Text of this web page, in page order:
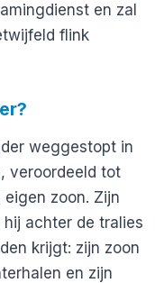
en zal
flink
weggestopt in
veroordeeld tot
zoon. Zijn
achter de tralies
krijgt: zijn zoon
en zijn